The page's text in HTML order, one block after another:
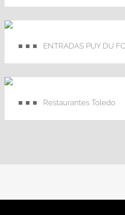
ENTRADAS PUY DU
Restaurantes Toledo